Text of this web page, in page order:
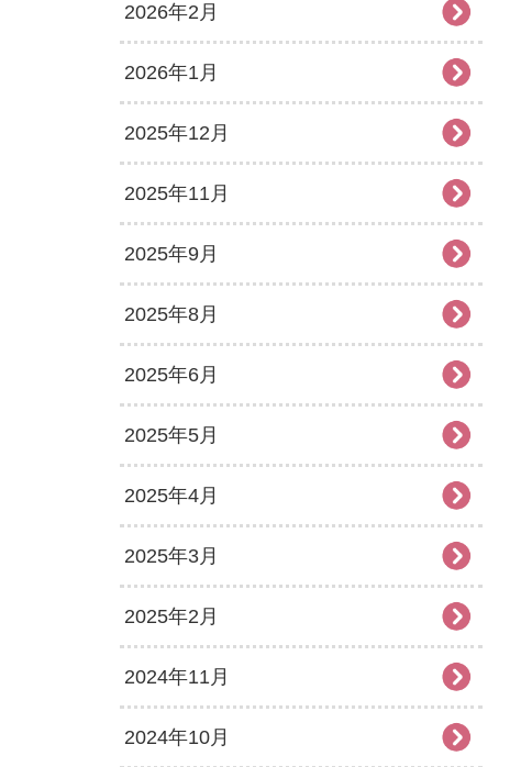
2026年2月
2026年1月
2025年12月
2025年11月
2025年9月
2025年8月
2025年6月
2025年5月
2025年4月
2025年3月
2025年2月
2024年11月
2024年10月